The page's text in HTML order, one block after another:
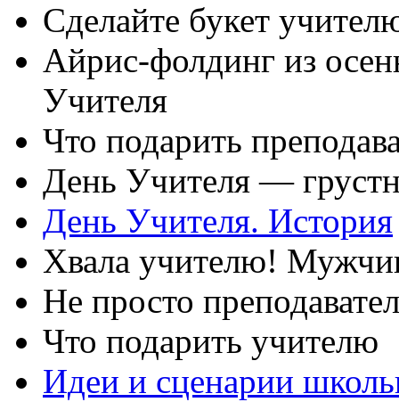
Сделайте букет
Айрис-фолдинг из
Учителя
Что подарить
День Учителя —
День Учителя. История
Хвала учителю!
Не просто
Что подарить учителю
Идеи и сценарии